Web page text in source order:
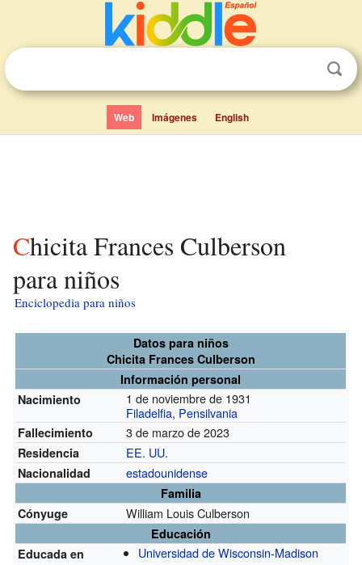
Web Imágenes English
Chicita Frances Culberson
para niños
Enciclopedia para niños
Datos para niños
Chicita Frances Culberson
Información personal
Nacimiento
1 de noviembre de 1931
Filadelfia, Pensilvania
Fallecimiento 3 de marzo de 2023
Residencia EE. UU.
Nacionalidad estadounidense
Familia
Cónyuge
William Louis Culberson
Educación
Educada en
Universidad de Wisconsin-Madison